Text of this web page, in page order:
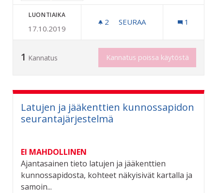
LUONTIAIKA
17.10.2019
2 2 SEURAAJAA
SEURAA 1
1 Kannatus Kannatus poissa käytöstä
Latujen ja jääkenttien kunnossapidon
seurantajärjestelmä
EI MAHDOLLINEN
Ajantasainen tieto latujen ja jääkenttien
kunnossapidosta, kohteet näkyisivät kartalla ja
samoin...